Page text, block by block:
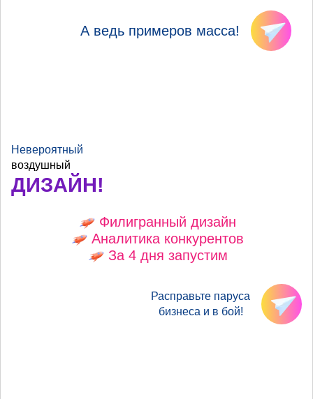
А ведь примеров масса!
Невероятный
воздушный
ДИЗАЙН!
Филигранный дизайн
Аналитика конкурентов
За 4 дня запустим
Расправьте паруса
бизнеса и в бой!